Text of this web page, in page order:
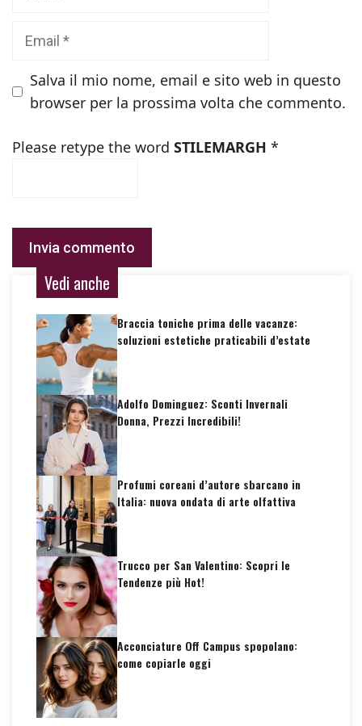
Salva il mio nome, email e sito web in questo
browser per la prossima volta che commento.
Please retype the word STILEMARGH *
Vedi anche
Braccia toniche prima delle vacanze:
soluzioni estetiche praticabili d’estate
Adolfo Dominguez: Sconti Invernali
Donna, Prezzi Incredibili!
Profumi coreani d’autore sbarcano in
Italia: nuova ondata di arte olfattiva
Trucco per San Valentino: Scopri le
Tendenze più Hot!
Acconciature Off Campus spopolano:
come copiarle oggi